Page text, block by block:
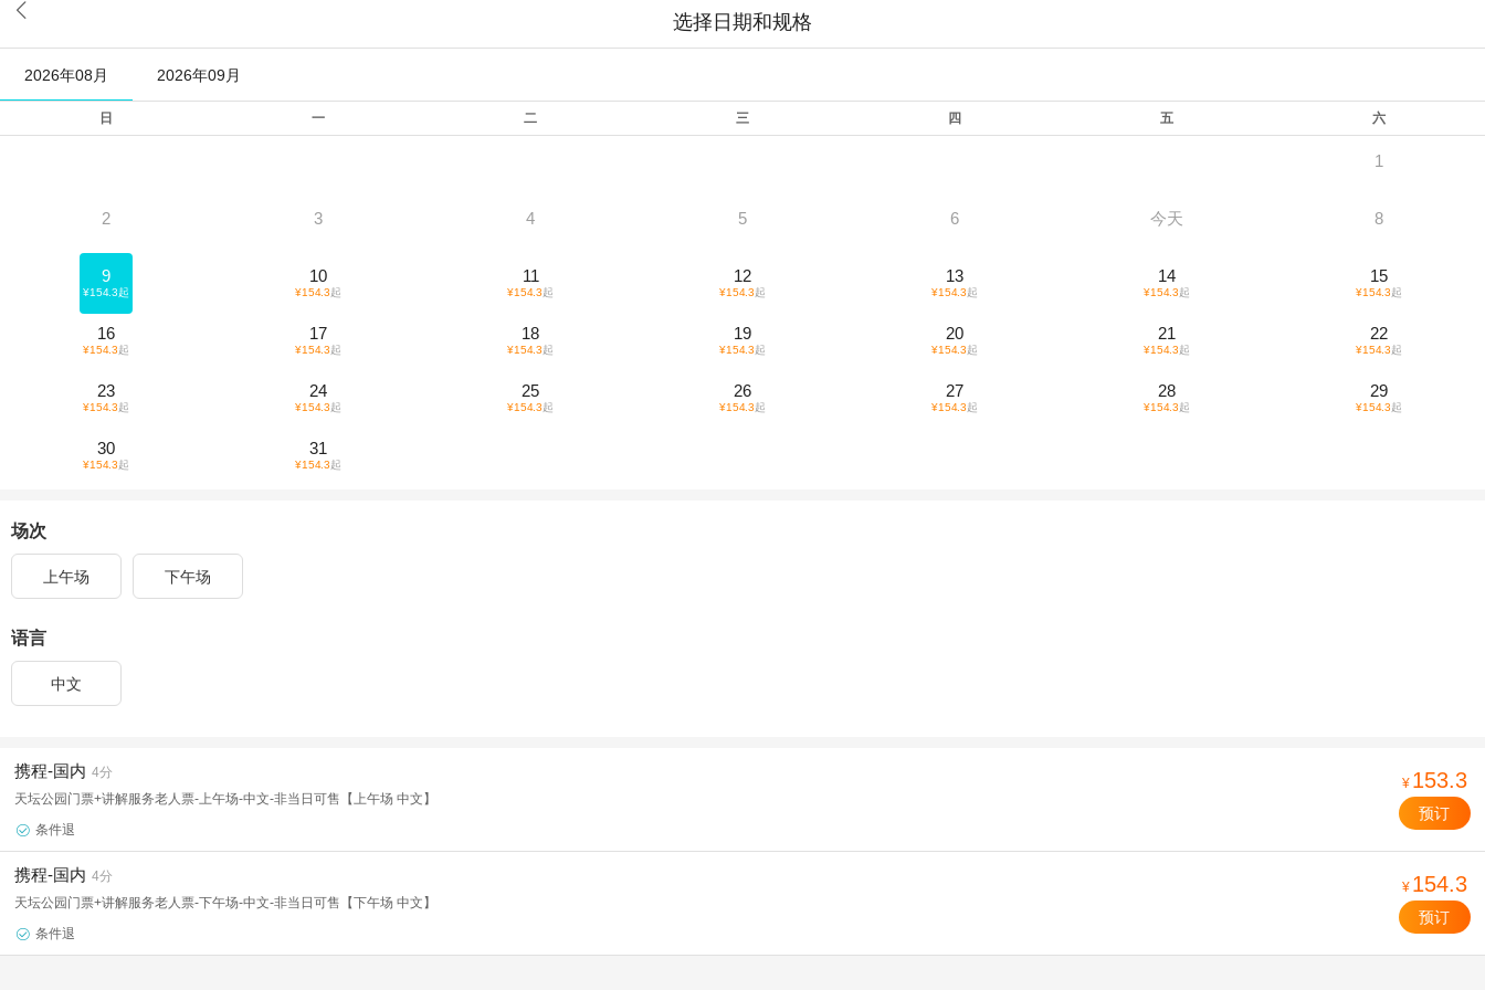

选择日期和规格
2026年08月 2026年09月
日 一 二 三 四 五 六
1
2 3 4 5 6 今天 8
9
¥154.3起
10
¥154.3起
11
¥154.3起
12
¥154.3起
13
¥154.3起
14
¥154.3起
15
¥154.3起
16
¥154.3起
17
¥154.3起
18
¥154.3起
19
¥154.3起
20
¥154.3起
21
¥154.3起
22
¥154.3起
23
¥154.3起
24
¥154.3起
25
¥154.3起
26
¥154.3起
27
¥154.3起
28
¥154.3起
29
¥154.3起
30
¥154.3起
31
¥154.3起
场次
上午场 下午场
语言
中文
携程-国内 4分
天坛公园门票+讲解服务老人票-上午场-中文-非当日可售【上午场 中文】
 条件退
¥ 153.3
预订
携程-国内 4分
天坛公园门票+讲解服务老人票-下午场-中文-非当日可售【下午场 中文】
 条件退
¥ 154.3
预订